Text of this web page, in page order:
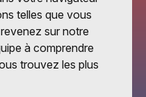
telles que vous
sur notre
à comprendre
trouvez les plus